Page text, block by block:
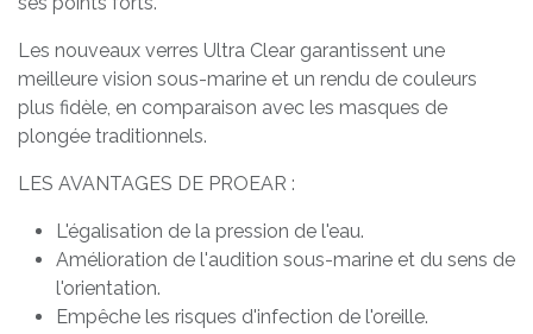
Les nouveaux verres Ultra Clear garantissent une
meilleure vision sous-marine et un rendu de couleurs
plus fidèle, en comparaison avec les masques de
plongée traditionnels.
LES AVANTAGES DE PROEAR :
L'égalisation de la pression de l'eau.
Amélioration de l'audition sous-marine et du sens de
l'orientation.
Empêche les risques d'infection de l'oreille.